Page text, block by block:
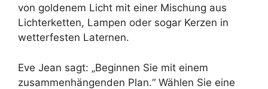
von goldenem Licht mit einer Mischung aus
Lichterketten, Lampen oder sogar Kerzen in
wetterfesten Laternen.
Eve Jean sagt: „Beginnen Sie mit einem
zusammenhängenden Plan.“ Wählen Sie eine